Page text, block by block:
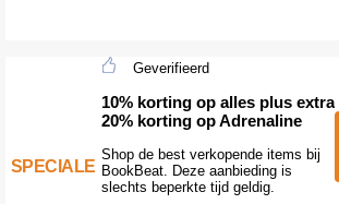
SPECIALE
Geverifieerd
10% korting op alles plus extra
20% korting op Adrenaline
Shop de best verkopende items bij
BookBeat. Deze aanbieding is
slechts beperkte tijd geldig.